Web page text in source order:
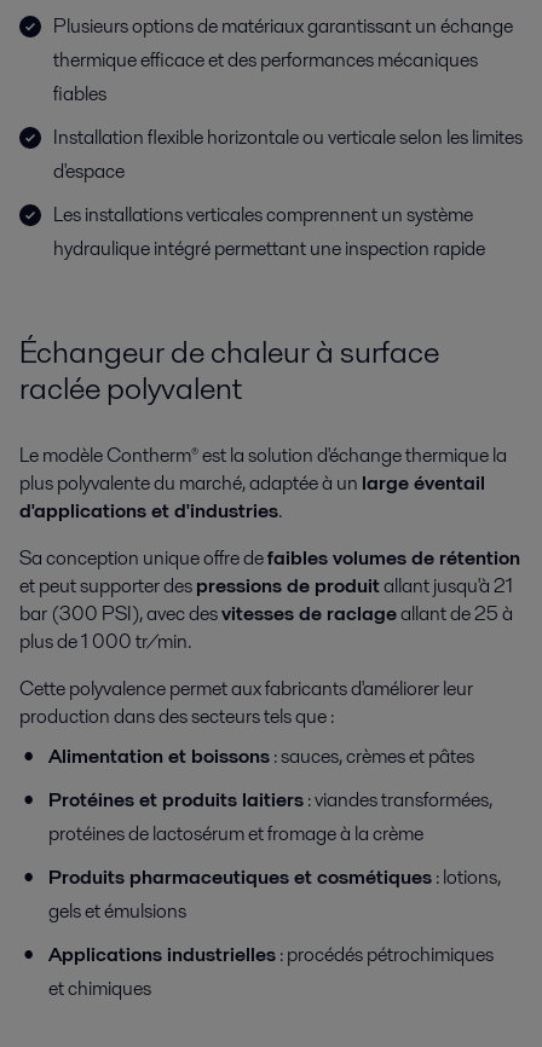
Plusieurs options de matériaux garantissant un échange
thermique efficace et des performances mécaniques
fiables
Installation flexible horizontale ou verticale selon les limites
d'espace
Les installations verticales comprennent un système
hydraulique intégré permettant une inspection rapide
Échangeur de chaleur à surface
raclée polyvalent
Le modèle Contherm® est la solution d'échange thermique la
plus polyvalente du marché, adaptée à un large éventail
d'applications et d'industries.
Sa conception unique offre defaibles volumes de rétention
et peut supporter despressions de produitallant jusqu'à 21
bar (300 PSI), avec desvitesses de raclageallant de 25 à
plus de 1 000 tr/min.
Cette polyvalence permet aux fabricants d'améliorer leur
production dans des secteurs tels que :
Alimentation et boissons: sauces, crèmes et pâtes
Protéines et produits laitiers: viandes transformées,
protéines de lactosérum et fromage à la crème
Produits pharmaceutiques et cosmétiques: lotions,
gels et émulsions
Applications industrielles: procédés pétrochimiques
et chimiques